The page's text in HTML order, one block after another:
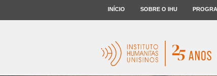
INÍCIO SOBRE O IHU